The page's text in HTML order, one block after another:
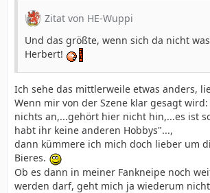
Zitat von HE-Wuppi
Und das größte, wenn sich da nicht
Herbert!
Ich sehe das mittlerweile etwas anders,
Wenn mir von der Szene klar gesagt
nichts an,...gehört hier nicht hin,...es ist
habt ihr keine anderen Hobbys"...,
dann kümmere ich mich doch lieber um
Bieres.
Ob es dann in meiner Fankneipe noch
werden darf, geht mich ja wiederum